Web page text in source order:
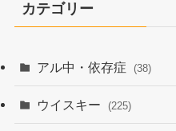
カテゴリー
アル中・依存症 (38)
ウイスキー (225)